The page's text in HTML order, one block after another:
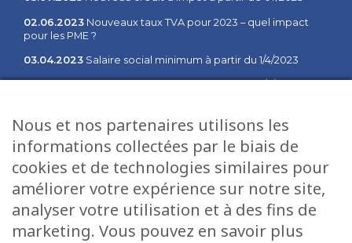
02.06.2023Nouveaux taux TVA pour 2023 – quel impact
pour les PME ?
03.04.2023Salaire social minimum à partir du 1/4/2023
janvier 2023
Plan du site
Accueil
Direction
Services
Fiduciaire
Nous et nos partenaires utilisons les
informations collectées par le biais de
cookies et de technologies similaires pour
améliorer votre expérience sur notre site,
analyser votre utilisation et à des fins de
marketing. Vous pouvez en savoir plus